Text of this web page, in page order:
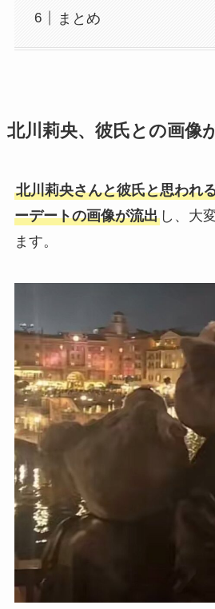
まとめ
北川莉央、彼氏との画像
北川莉央さんと彼氏と思われ
ーデートの画像が流出し、大
ます。